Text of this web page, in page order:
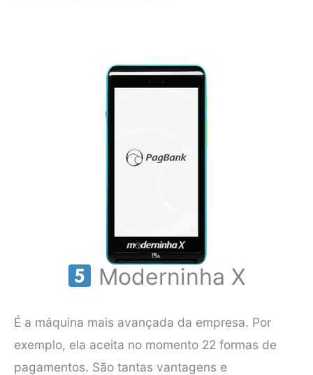
Moderninha X
É a máquina mais avançada da empresa. Por
exemplo, ela aceita no momento 22 formas de
pagamentos. São tantas vantagens e